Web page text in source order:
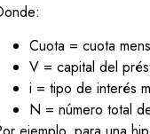
Cuota = cuota
V = capital del
i = tipo de interés
N = número total